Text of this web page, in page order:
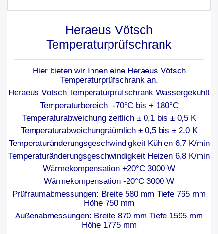
Heraeus Vötsch
Temperaturprüfschrank
Hier bieten wir Ihnen eine Heraeus Vötsch
Temperaturprüfschrank an.
Heraeus Vötsch Temperaturprüfschrank Wassergekühlt
Temperaturbereich -70°C bis + 180°C
Temperaturabweichung zeitlich ± 0,1 bis ± 0,5 K
Temperaturabweichungräümlich ± 0,5 bis ± 2,0 K
Temperaturänderungsgeschwindigkeit Kühlen 6,7 K/min
Temperaturänderungsgeschwindigkeit Heizen 6,8 K/min
Wärmekompensation +20°C 3000 W
Wärmekompensation -20°C 3000 W
Prüfraumabmessungen: Breite 580 mm Tiefe 765 mm
Höhe 750 mm
Außenabmessungen: Breite 870 mm Tiefe 1595 mm
Höhe 1775 mm